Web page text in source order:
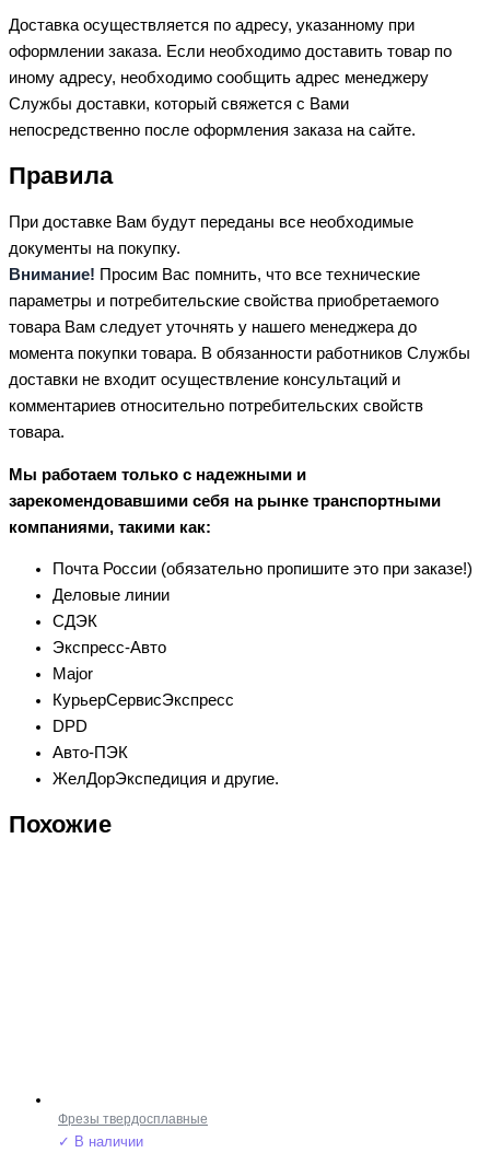
Доставка осуществляется по адресу, указанному при
оформлении заказа. Если необходимо доставить товар по
иному адресу, необходимо сообщить адрес менеджеру
Службы доставки, который свяжется с Вами
непосредственно после оформления заказа на сайте.
Правила
При доставке Вам будут переданы все необходимые
документы на покупку.
Внимание! Просим Вас помнить, что все технические
параметры и потребительские свойства приобретаемого
товара Вам следует уточнять у нашего менеджера до
момента покупки товара. В обязанности работников Службы
доставки не входит осуществление консультаций и
комментариев относительно потребительских свойств
товара.
Мы работаем только с надежными и
зарекомендовавшими себя на рынке транспортными
компаниями, такими как:
Почта России (обязательно пропишите это при заказе!)
Деловые линии
СДЭК
Экспресс-Авто
Major
КурьерСервисЭкспресс
DPD
Авто-ПЭК
ЖелДорЭкспедиция и другие.
Похожие
Фрезы твердосплавные
✓ В наличии